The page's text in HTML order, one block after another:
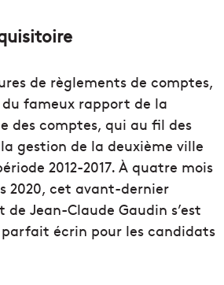
de règlements de comptes,
fameux rapport de la
des comptes, qui au fil des
gestion de la deuxième ville
2012-2017. À quatre mois
2020, cet avant-dernier
Jean-Claude Gaudin s’est
écrin pour les candidats